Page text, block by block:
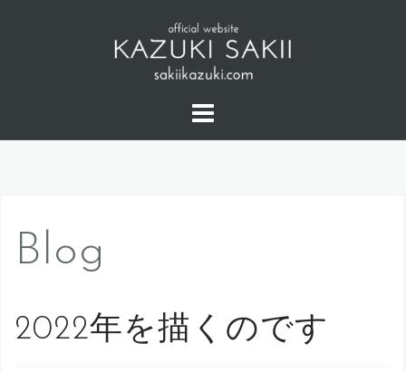
Blog
2022年を描くのです